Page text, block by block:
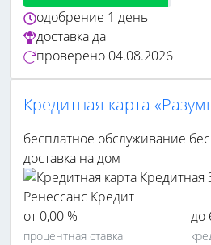
одобрение 1 день
доставкада
проверено 04.08.2026
Кредитная карта
бесплатное обслуживание
доставка на дом
от 0,00 %
процентная ставка
до